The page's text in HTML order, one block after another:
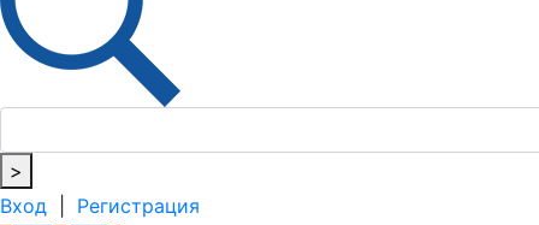
>
Вход
Регистрация